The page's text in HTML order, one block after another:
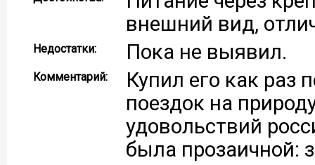
внешний вид,
Недостатки: Пока не выявил.
Комментарий:
Купил его как раз
поездок на
удовольствий
была прозаичной: